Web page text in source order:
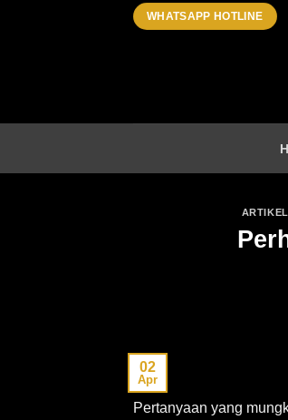
WHATSAPP HOTLINE
ARTIKEL
02
Apr
Pertanyaan yang